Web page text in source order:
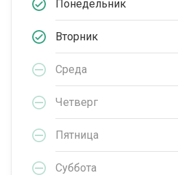
Понедельник
Вторник
Среда
Четверг
Пятница
Суббота